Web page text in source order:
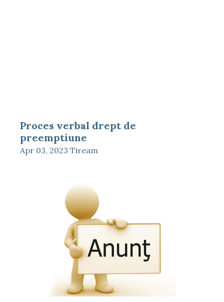
Proces verbal drept de
preemptiune
Apr 03, 2023 Tiream